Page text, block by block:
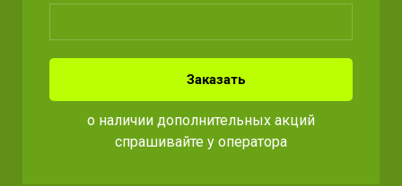
Заказать
о наличии дополнительных акций
спрашивайте у оператора